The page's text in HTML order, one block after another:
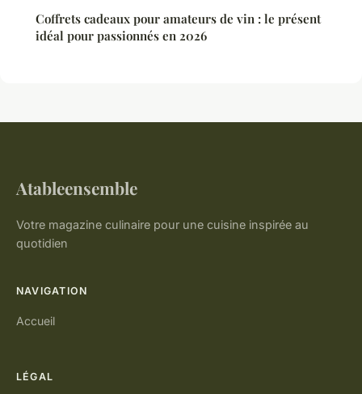
Coffrets cadeaux pour amateurs de vin : le présent
idéal pour passionnés en 2026
Atableensemble
Votre magazine culinaire pour une cuisine inspirée au
quotidien
NAVIGATION
Accueil
LÉGAL